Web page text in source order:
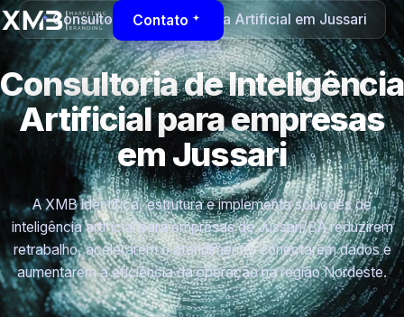
Contato
Consultoria de Inteligência Artificial em Jussari
Consultoria de Inteligência
Artificial para empresas
em Jussari
A XMB identifica, estrutura e implementa soluções de
inteligência artificial para empresas de Jussari/BA reduzirem
retrabalho, acelerarem o atendimento, conectarem dados e
aumentarem a eficiência da operação na região Nordeste.